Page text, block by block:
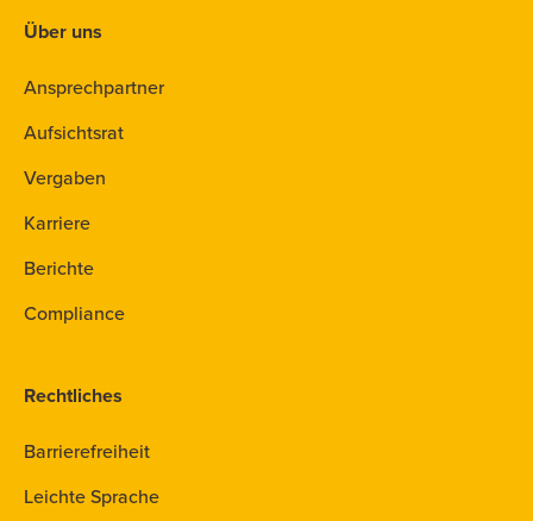
Über uns
Ansprechpartner
Aufsichtsrat
Vergaben
Karriere
Berichte
Compliance
Rechtliches
Barrierefreiheit
Leichte Sprache